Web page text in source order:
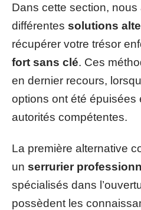
Dans cette section,
différentes solutions
récupérer votre trésor
fort sans clé. Ces
en dernier recours,
options ont été épuisées
autorités compétentes.
La première alternative
un serrurier
spécialisés dans
possèdent les